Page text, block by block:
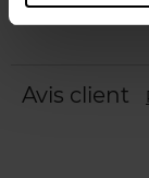
Avis client